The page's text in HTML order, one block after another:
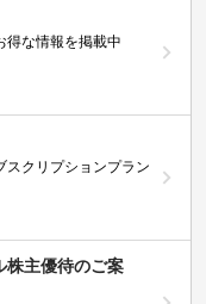
得な情報を掲載中
スクリプションプラン
株主優待のご案